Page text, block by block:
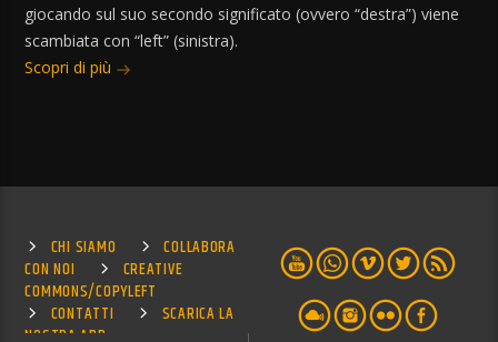
giocando sul suo secondo significato (ovvero “destra”) viene
scambiata con “left” (sinistra).
Scopri di più
CHI SIAMO
COLLABORA
CON NOI
CREATIVE
COMMONS/COPYLEFT
CONTATTI
SCARICA LA
NOSTRA APP